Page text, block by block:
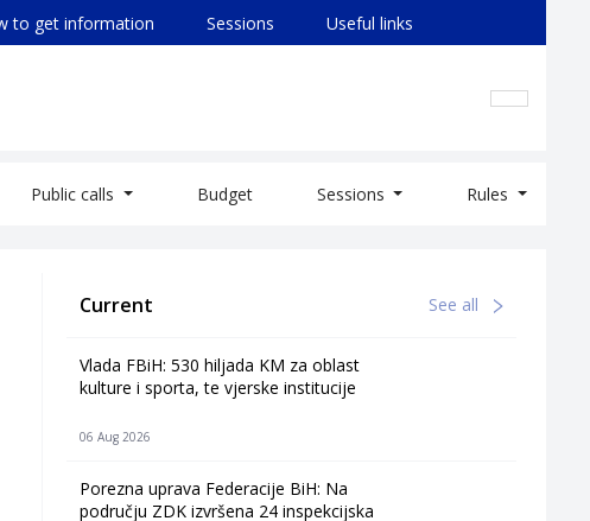
to get information Sessions Useful links
Public calls Budget Sessions Rules
Current See all
Vlada FBiH: 530 hiljada KM za oblast
kulture i sporta, te vjerske institucije
06 Aug 2026
Porezna uprava Federacije BiH: Na
području ZDK izvršena 24 inspekcijska